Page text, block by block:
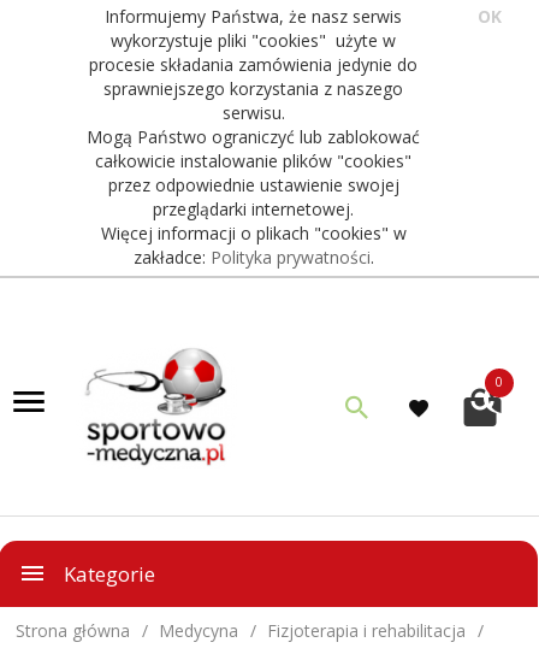
Informujemy Państwa, że nasz serwis
wykorzystuje pliki "cookies" użyte w
procesie składania zamówienia jedynie do
sprawniejszego korzystania z naszego
serwisu.
Mogą Państwo ograniczyć lub zablokować
całkowicie instalowanie plików "cookies"
przez odpowiednie ustawienie swojej
przeglądarki internetowej.
Więcej informacji o plikach "cookies" w
zakładce: Polityka prywatności.
OK
0
Kategorie
Strona główna Medycyna Fizjoterapia i rehabilitacja